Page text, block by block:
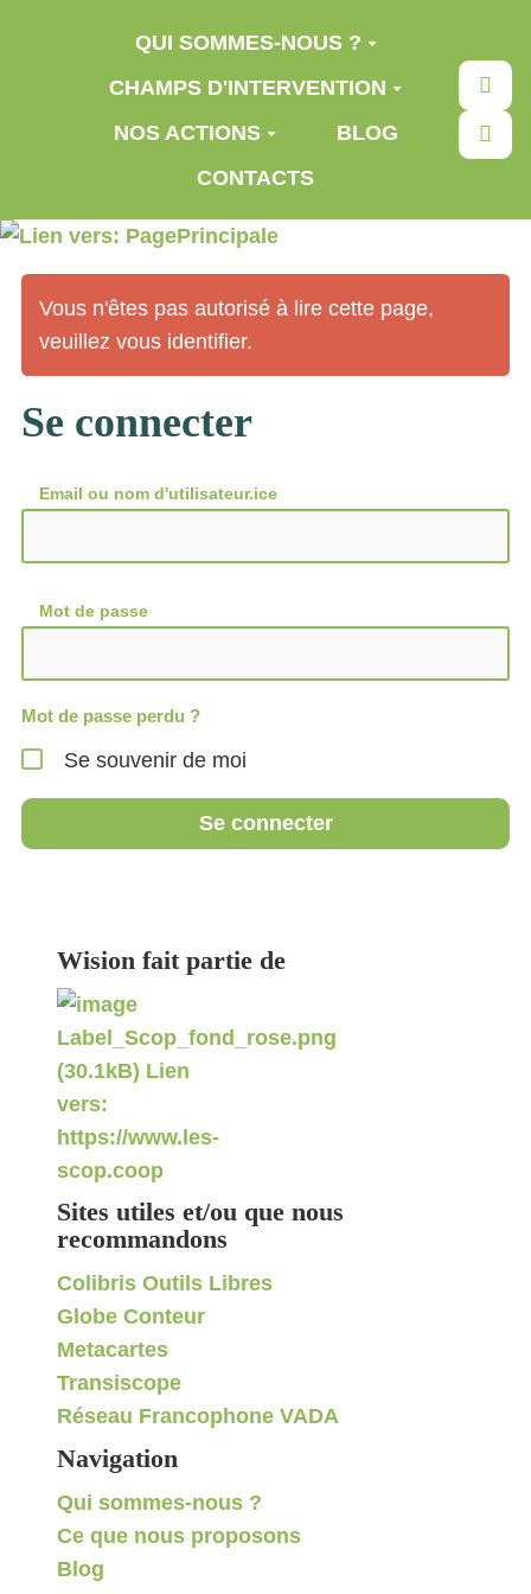
QUI SOMMES-NOUS ?
CHAMPS D'INTERVENTION
NOS ACTIONS
BLOG
CONTACTS
Vous n'êtes pas autorisé à lire cette page,
veuillez vous identifier.
Se connecter
Email ou nom d'utilisateur.ice
Mot de passe
Mot de passe perdu ?
Se souvenir de moi
Se connecter
Wision fait partie de
Sites utiles et/ou que nous
recommandons
Colibris Outils Libres
Globe Conteur
Metacartes
Transiscope
Réseau Francophone VADA
Navigation
Qui sommes-nous ?
Ce que nous proposons
Blog